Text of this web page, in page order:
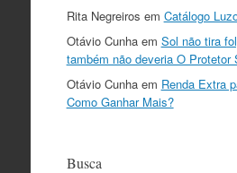
Rita Negreiros em Catálogo
Otávio Cunhaem Sol não tira
também não deveria O
Otávio Cunhaem Renda Extra
Como Ganhar Mais?
Busca